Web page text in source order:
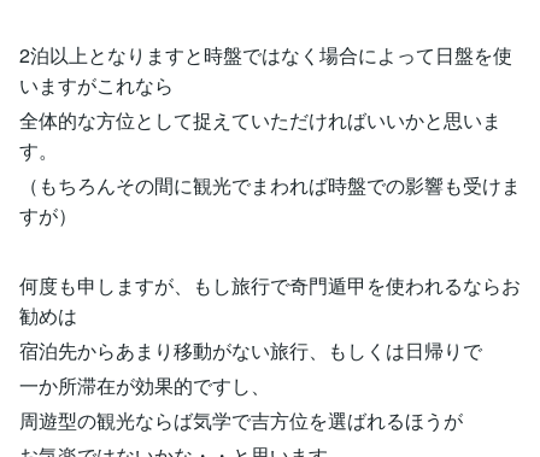
2泊以上となりますと時盤ではなく場合によって日盤を使
いますがこれなら
全体的な方位として捉えていただければいいかと思いま
す。
（もちろんその間に観光でまわれば時盤での影響も受けま
すが）
何度も申しますが、もし旅行で奇門遁甲を使われるならお
勧めは
宿泊先からあまり移動がない旅行、もしくは日帰りで
一か所滞在が効果的ですし、
周遊型の観光ならば気学で吉方位を選ばれるほうが